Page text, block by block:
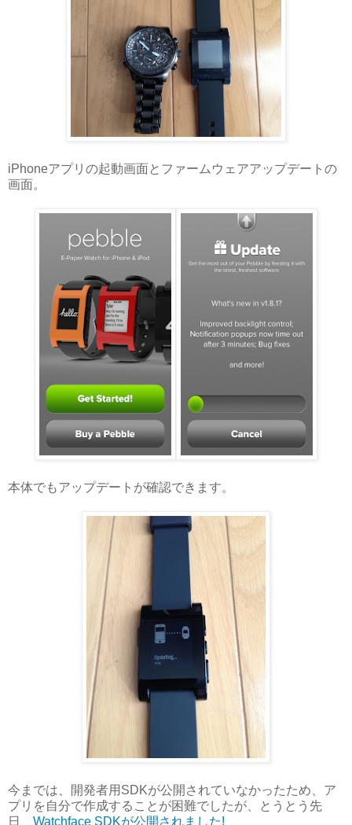
iPhoneアプリの起動画面とファームウェアアップデートの
画面。
本体でもアップデートが確認できます。
今までは、開発者用SDKが公開されていなかったため、ア
プリを自分で作成することが困難でしたが、とうとう先
日、 Watchface SDKが公開されました!